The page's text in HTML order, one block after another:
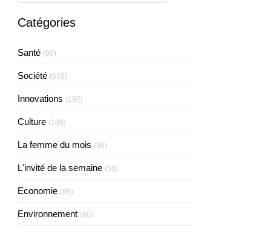
Catégories
Santé (80)
Société (570)
Innovations (197)
Culture (109)
La femme du mois (38)
L'invité de la semaine (56)
Economie (89)
Environnement (60)